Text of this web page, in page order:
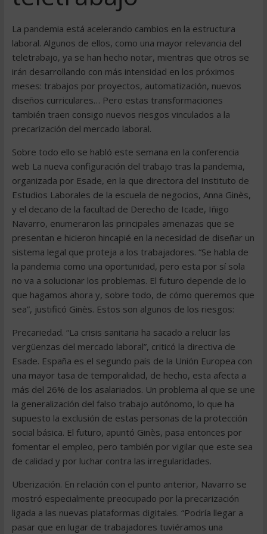
La pandemia está acelerando cambios en la estructura
laboral. Algunos de ellos, como una mayor relevancia del
teletrabajo, ya se han hecho notar, mientras que otros se
irán desarrollando con más intensidad en los próximos
meses: trabajos por proyectos, automatización, nuevos
diseños curriculares… Pero estas transformaciones
también traen consigo nuevos riesgos vinculados a la
precarización del mercado laboral.
Sobre todo ello se habló este semana en la conferencia
web La nueva configuración del trabajo tras la pandemia,
organizada por Esade, en la que directora del Instituto de
Estudios Laborales de la escuela de negocios, Anna Ginès,
y el decano de la facultad de Derecho de Icade, Iñigo
Navarro, enumeraron las principales amenazas que se
presentan e hicieron hincapié en la necesidad de diseñar un
sistema legal que proteja a los trabajadores. “Se habla de
la pandemia como una oportunidad, pero esta por sí sola
no va a solucionar los problemas. El futuro depende de lo
que hagamos ahora y, sobre todo, de cómo queremos que
sea”, justificó Ginès. Estos son algunos de los riesgos:
Precariedad. “La crisis sanitaria ha sacado a relucir las
vergüenzas del mercado laboral”, criticó la directiva de
Esade. España es el segundo país de la Unión Europea con
una mayor tasa de temporalidad, de hecho, esta afecta a
más del 26% de los asalariados. Un problema al que se une
la generalización del falso trabajo autónomo, lo que ha
supuesto la exclusión de estas personas de la protección
social básica. El futuro, apuntó Ginès, pasa entonces por
fomentar el empleo, pero también por vigilar que este sea
de calidad y por luchar contra las irregularidades.
Uberización. En relación con el punto anterior, Navarro se
mostró especialmente preocupado por la precarización
ligada a las nuevas plataformas digitales. “Podría llegar a
pasar que en lugar de trabajadores tuviéramos una